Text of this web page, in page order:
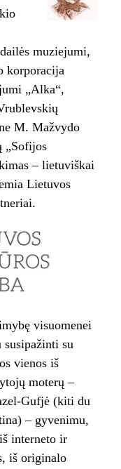
muziejumi,
korporacija
„Alka“,
M. Mažvydo
„Sofijos
– lietuviškai
Lietuvos
visuomenei
susipažinti su
vienos iš
moterų –
Gufjė (kiti du
– gyvenimu,
interneto ir
iš originalo